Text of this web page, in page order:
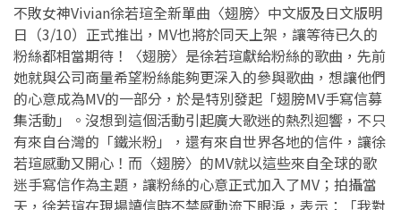
不敗女神Vivian徐若瑄全新單曲〈翅膀〉中文版及日文版明
日（3/10）正式推出，MV也將於同天上架，讓等待已久的
粉絲都相當期待！〈翅膀〉是徐若瑄獻給粉絲的歌曲，先前
她就與公司商量希望粉絲能夠更深入的參與歌曲，想讓他們
的心意成為MV的一部分，於是特別發起「翅膀MV手寫信募
集活動」。沒想到這個活動引起廣大歌迷的熱烈迴響，不只
有來自台灣的「鐵米粉」，還有來自世界各地的信件，讓徐
若瑄感動又開心！而〈翅膀〉的MV就以這些來自全球的歌
迷手寫信作為主題，讓粉絲的心意正式加入了MV；拍攝當
天，徐若瑄在現場讀信時不禁感動流下眼淚，表示：「我對